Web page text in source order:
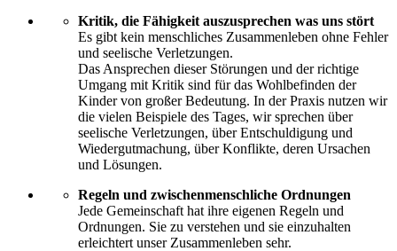
Kritik, die Fähigkeit auszusprechen was uns stört
Es gibt kein menschliches Zusammenleben ohne Fehler
und seelische Verletzungen.
Das Ansprechen dieser Störungen und der richtige
Umgang mit Kritik sind für das Wohlbefinden der
Kinder von großer Bedeutung. In der Praxis nutzen wir
die vielen Beispiele des Tages, wir sprechen über
seelische Verletzungen, über Entschuldigung und
Wiedergutmachung, über Konflikte, deren Ursachen
und Lösungen.
Regeln und zwischenmenschliche Ordnungen
Jede Gemeinschaft hat ihre eigenen Regeln und
Ordnungen. Sie zu verstehen und sie einzuhalten
erleichtert unser Zusammenleben sehr.